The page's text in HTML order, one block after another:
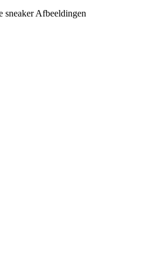
sneaker Afbeeldingen